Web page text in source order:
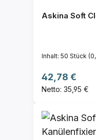
Askina Soft
Inhalt: 50 Stück
Regulärer
42,78 €
Netto: 35,95 €